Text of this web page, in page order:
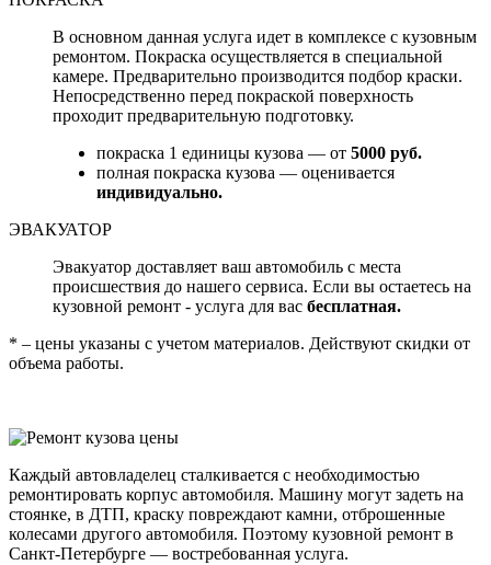
В основном данная услуга идет в комплексе с кузовным
ремонтом. Покраска осуществляется в специальной
камере. Предварительно производится подбор краски.
Непосредственно перед покраской поверхность
проходит предварительную подготовку.
покраска 1 единицы кузова — от 5000 руб.
полная покраска кузова — оценивается
индивидуально.
ЭВАКУАТОР
Эвакуатор доставляет ваш автомобиль с места
происшествия до нашего сервиса. Если вы остаетесь на
кузовной ремонт - услуга для вас бесплатная.
* – цены указаны с учетом материалов. Действуют скидки от
объема работы.
Каждый автовладелец сталкивается с необходимостью
ремонтировать корпус автомобиля. Машину могут задеть на
стоянке, в ДТП, краску повреждают камни, отброшенные
колесами другого автомобиля. Поэтому кузовной ремонт в
Санкт-Петербурге — востребованная услуга.